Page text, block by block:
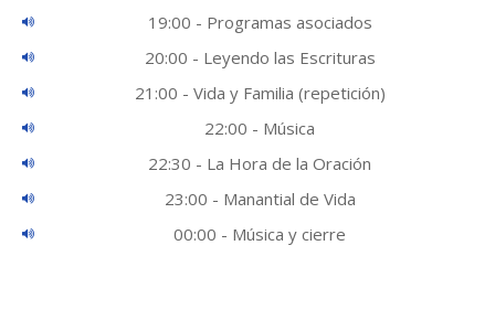
19:00 - Programas asociados
20:00 - Leyendo las Escrituras
21:00 - Vida y Familia (repetición)
22:00 - Música
22:30 - La Hora de la Oración
23:00 - Manantial de Vida
00:00 - Música y cierre